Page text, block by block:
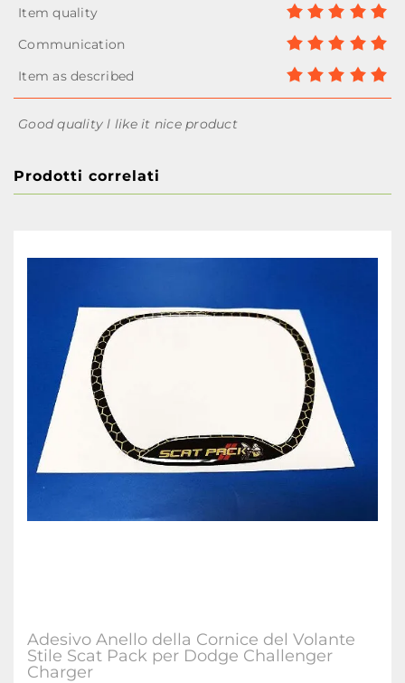
Good quality l like it nice product
Prodotti correlati
Adesivo Anello della Cornice del Volante
Stile Scat Pack per Dodge Challenger
Charger